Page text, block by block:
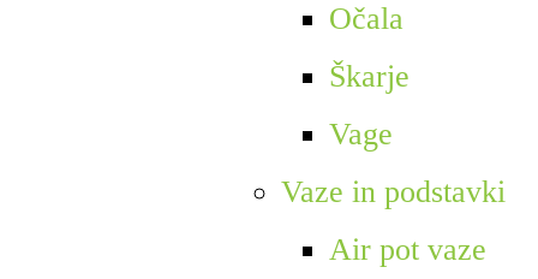
Očala
Škarje
Vage
Vaze in podstavki
Air pot vaze